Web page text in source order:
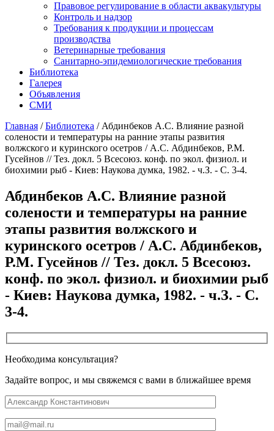
Правовое регулирование в области аквакультуры
Контроль и надзор
Требования к продукции и процессам
производства
Ветеринарные требования
Санитарно-эпидемиологические требования
Библиотека
Галерея
Объявления
СМИ
Главная /Библиотека / Абдинбеков A.C. Влияние разной
солености и температуры на ранние этапы развития
волжского и куринского осетров / А.С. Абдинбеков, Р.М.
Гусейнов // Тез. докл. 5 Всесоюз. конф. по экол. физиол. и
биохимии рыб - Киев: Наукова думка, 1982. - ч.З. - С. 3-4.
Абдинбеков A.C. Влияние разной
солености и температуры на ранние
этапы развития волжского и
куринского осетров / А.С. Абдинбеков,
Р.М. Гусейнов // Тез. докл. 5 Всесоюз.
конф. по экол. физиол. и биохимии рыб
- Киев: Наукова думка, 1982. - ч.З. - С.
3-4.
Необходима консультация?
Задайте вопрос, и мы свяжемся с вами в ближайшее время